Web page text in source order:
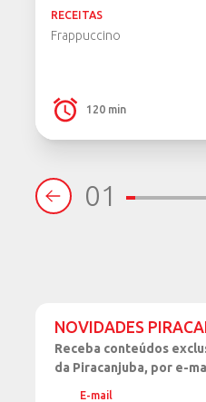
RECEITAS
Frappuccino
120 min
01
NOVIDADES
Receba conteúdos
da Piracanjuba, por e-
E-mail